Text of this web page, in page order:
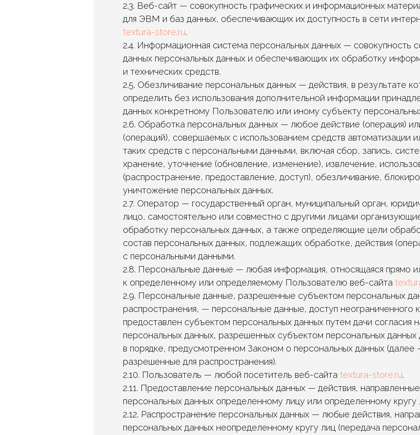
2.3. Веб-сайт — совокупность графических и информационных
для ЭВМ и баз данных, обеспечивающих их доступность в сети
textura-store.ru.
2.4. Информационная система персональных данных — совокупность
данных персональных данных и обеспечивающих их обработку
и технических средств.
2.5. Обезличивание персональных данных — действия, в результате
определить без использования дополнительной информации
данных конкретному Пользователю или иному субъекту
2.6. Обработка персональных данных — любое действие (операция)
(операций), совершаемых с использованием средств автоматизации
таких средств с персональными данными, включая сбор, запись,
хранение, уточнение (обновление, изменение), извлечение,
(распространение, предоставление, доступ), обезличивание,
уничтожение персональных данных.
2.7. Оператор — государственный орган, муниципальный орган,
лицо, самостоятельно или совместно с другими лицами
обработку персональных данных, а также определяющие цели
состав персональных данных, подлежащих обработке, действия
с персональными данными.
2.8. Персональные данные — любая информация, относящаяся прямо
к определенному или определяемому Пользователю веб-сайта
2.9. Персональные данные, разрешенные субъектом персональных
распространения, — персональные данные, доступ неограниченного
предоставлен субъектом персональных данных путем дачи согласия
персональных данных, разрешенных субъектом персональных данных
в порядке, предусмотренном Законом о персональных данных
разрешенные для распространения).
2.10. Пользователь — любой посетитель веб-сайта textura-store.ru.
2.11. Предоставление персональных данных — действия,
персональных данных определенному лицу или определенному кругу
2.12. Распространение персональных данных — любые действия,
персональных данных неопределенному кругу лиц (передача